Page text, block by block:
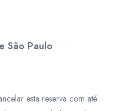
São Paulo
esta reserva com até